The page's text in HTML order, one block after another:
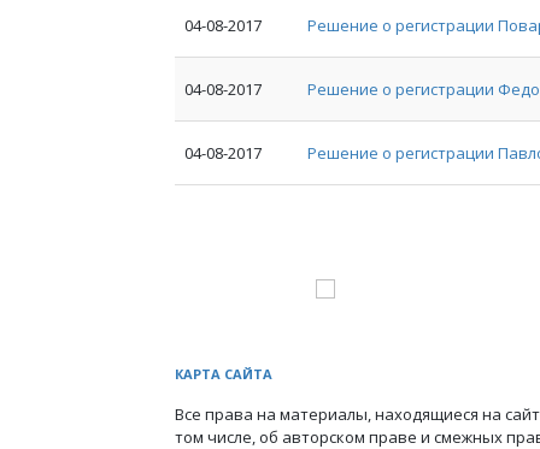
04-08-2017 Решение о регистрации
04-08-2017 Решение о регистрации
04-08-2017 Решение о регистрации
КАРТА САЙТА
Все права на материалы, находящиеся на
том числе, об авторском праве и смежных